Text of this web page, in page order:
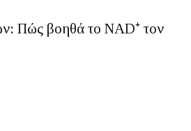
Πώς βοηθά το NAD⁺ τον